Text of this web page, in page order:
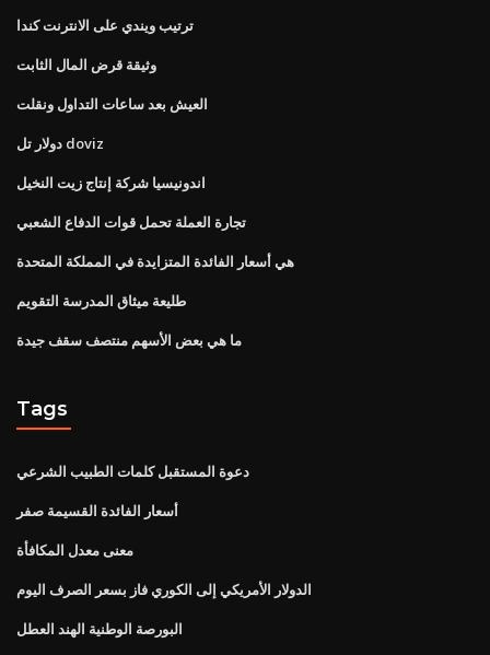
ترتيب ويندي على الانترنت كندا
وثيقة قرض المال الثابت
العيش بعد ساعات التداول ونقلت
دولار تل doviz
اندونيسيا شركة إنتاج زيت النخيل
تجارة العملة تحمل قوات الدفاع الشعبي
هي أسعار الفائدة المتزايدة في المملكة المتحدة
طليعة ميثاق المدرسة التقويم
ما هي بعض الأسهم منتصف سقف جيدة
Tags
دعوة المستقبل كلمات الطبيب الشرعي
أسعار الفائدة القسيمة صفر
معنى معدل المكافأة
الدولار الأمريكي إلى الكوري فاز بسعر الصرف اليوم
البورصة الوطنية الهند العطل